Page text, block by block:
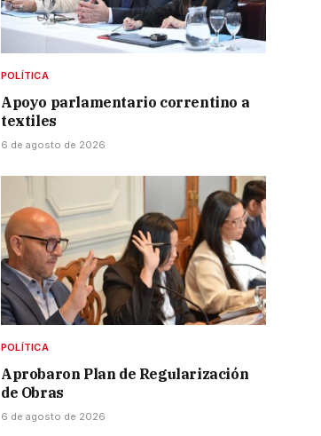
POLÍTICA
Apoyo parlamentario correntino a
textiles
6 de agosto de 2026
POLÍTICA
Aprobaron Plan de Regularización
de Obras
6 de agosto de 2026